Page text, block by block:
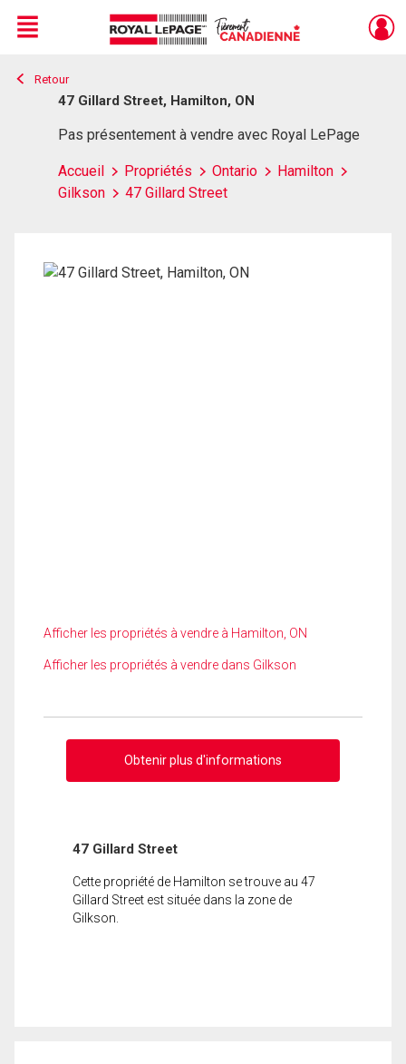
Live
En Direct
Menu
Retour
47 Gillard Street, Hamilton, ON
Pas présentement à vendre avec Royal LePage
Accueil Propriétés Ontario
Hamilton
Gilkson
47 Gillard Street
Afficher les propriétés à vendre à Hamilton, ON
Afficher les propriétés à vendre dans Gilkson
Obtenir plus d'informations
47 Gillard Street
Cette propriété de Hamilton se trouve au 47
Gillard Street est située dans la zone de
Gilkson.